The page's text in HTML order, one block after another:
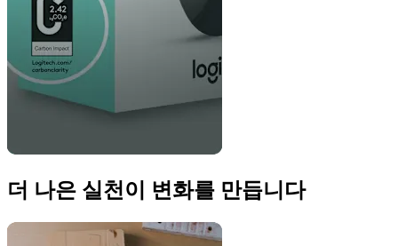
더 나은 실천이 변화를 만듭니다